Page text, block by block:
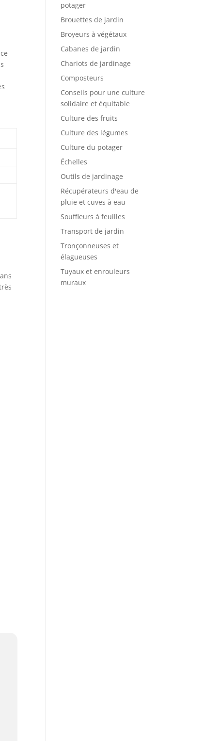
potager
Brouettes de jardin
Broyeurs à végétaux
Cabanes de jardin
Chariots de jardinage
Composteurs
Conseils pour une culture
solidaire et équitable
Culture des fruits
Culture des légumes
Culture du potager
Échelles
Outils de jardinage
Récupérateurs d'eau de
pluie et cuves à eau
Souffleurs à feuilles
Transport de jardin
Tronçonneuses et
élagueuses
Tuyaux et enrouleurs
muraux